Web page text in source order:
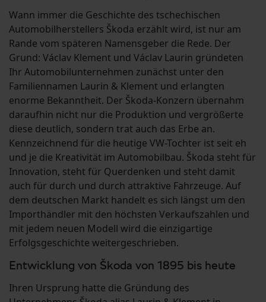
Wann immer die Geschichte des tschechischen
Automobilherstellers Škoda erzählt wird, ist nur am
Rande vom späteren Namensgeber die Rede. Der
Grund: Václav Klement und Václav Laurin gründeten
Ihr Automobilunternehmen zunächst unter den
Familiennamen Laurin & Klement und erlangten
enorme Bekanntheit. Der Škoda-Konzern übernahm
daraufhin nicht nur die Produktion und vergrößerte
diese deutlich, sondern trat auch das Erbe an.
Kennzeichnend für die heutige VW-Tochter ist seit eh
und je die Kreativität im Automobilbau. Škoda steht für
Innovation, steht für Querdenken und steht damit
auch für durch und durch attraktive Fahrzeuge. Auf
dem deutschen Markt handelt es sich längst um den
Importhändler mit den höchsten Verkaufszahlen und
mit jedem neuen Modell wird die einzigartige
Erfolgsgeschichte weitergeschrieben.
Entwicklung von Škoda von 1895 bis heute
Ihren Ursprung hatte die Gründung des